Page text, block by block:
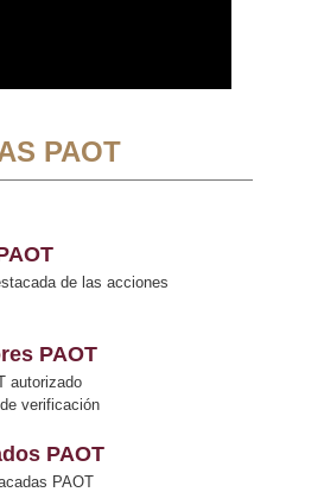
PAOT
de las acciones
PAOT
autorizado
verificación
PAOT
PAOT